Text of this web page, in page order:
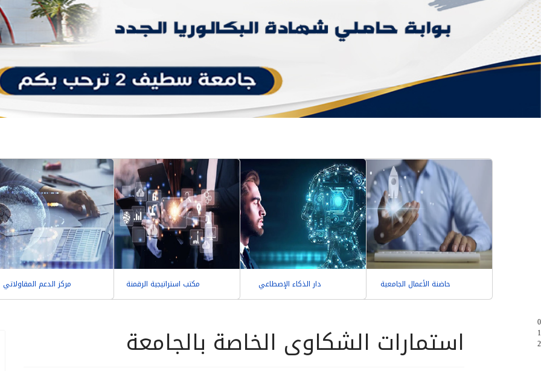
0
1
2
حاضنة الأعمال الجامعية دار الذكاء الإصطاعي مكتب استراتيجية الرقمنة مركز الدعم المقاولاتي
استمارات الشكاوى الخاصة بالجامعة